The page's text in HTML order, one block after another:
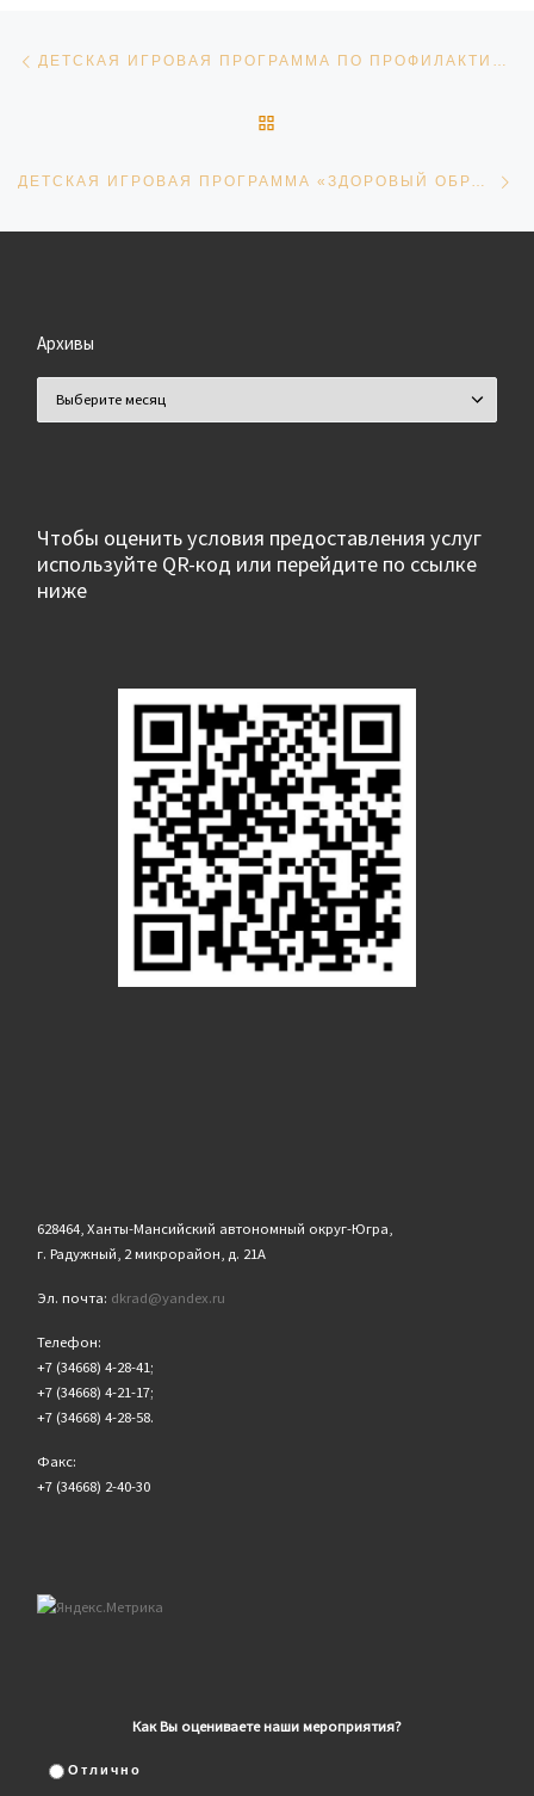
Навигация по записям ДЕТСКАЯ ИГРОВАЯ ПРОГРАММА ПО ПРОФИЛАКТИКЕ ДЕТСКОГО ТРАВМАТИЗМА НА ДОРОГАХ
Архивы
Чтобы оценить условия предоставления услуг
используйте QR-код или перейдите по ссылке
ниже
628464, Ханты-Мансийский автономный округ-Югра,
г. Радужный, 2 микрорайон, д. 21А
Эл. почта: dkrad@yandex.ru
Телефон:
+7 (34668) 4-28-41;
+7 (34668) 4-21-17;
+7 (34668) 4-28-58.
Факс:
+7 (34668) 2-40-30
Как Вы оцениваете наши мероприятия?
Отлично